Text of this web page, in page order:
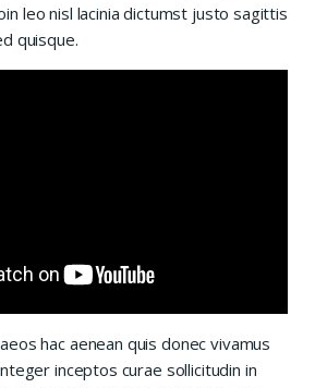
leo nisl lacinia dictumst justo sagittis
quisque.
hac aenean quis donec vivamus
inceptos curae sollicitudin in